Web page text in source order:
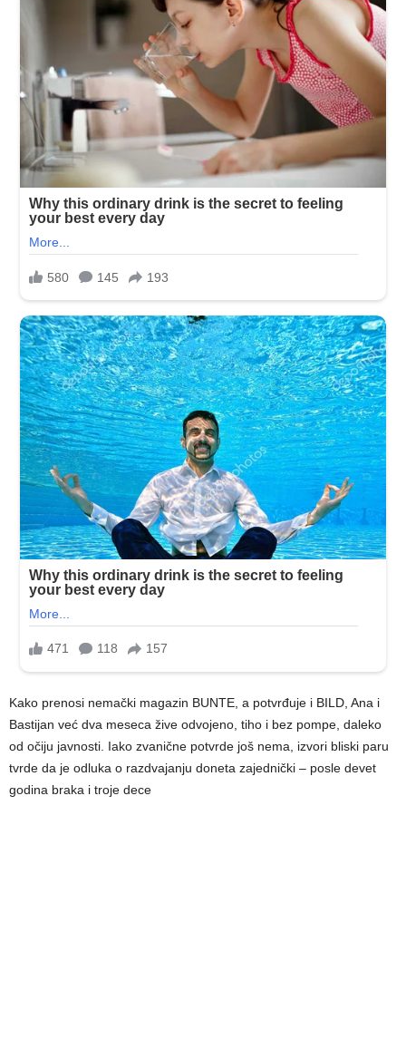
Kako prenosi nemački magazin BUNTE, a potvrđuje i BILD, Ana i
Bastijan već dva meseca žive odvojeno, tiho i bez pompe, daleko
od očiju javnosti. Iako zvanične potvrde još nema, izvori bliski paru
tvrde da je odluka o razdvajanju doneta zajednički – posle devet
godina braka i troje dece